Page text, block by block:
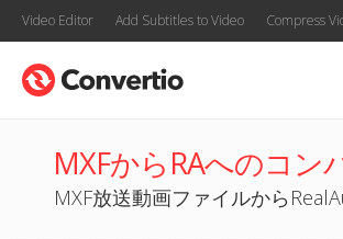
Video Editor Add Subtitles to Video Compress
MXFからRAへのコン
MXF放送動画ファイルから